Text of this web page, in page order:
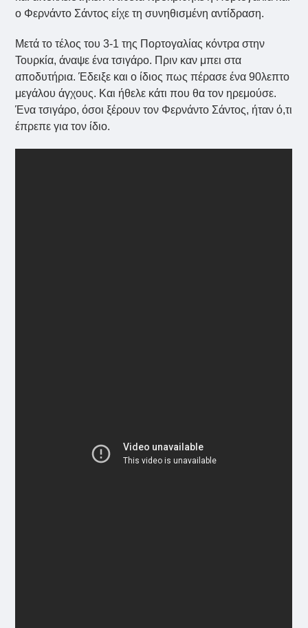
ο Φερνάντο Σάντος είχε τη συνηθισμένη αντίδραση.
Μετά το τέλος του 3-1 της Πορτογαλίας κόντρα στην
Τουρκία, άναψε ένα τσιγάρο. Πριν καν μπει στα
αποδυτήρια. Έδειξε και ο ίδιος πως πέρασε ένα 90λεπτο
μεγάλου άγχους. Και ήθελε κάτι που θα τον ηρεμούσε.
Ένα τσιγάρο, όσοι ξέρουν τον Φερνάντο Σάντος, ήταν ό,τι
έπρεπε για τον ίδιο.